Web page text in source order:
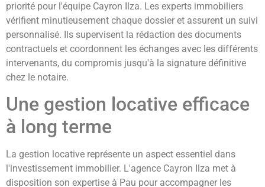
priorité pour l'équipe Cayron Ilza. Les experts immobiliers
vérifient minutieusement chaque dossier et assurent un suivi
personnalisé. Ils supervisent la rédaction des documents
contractuels et coordonnent les échanges avec les différents
intervenants, du compromis jusqu'à la signature définitive
chez le notaire.
Une gestion locative efficace
à long terme
La gestion locative représente un aspect essentiel dans
l'investissement immobilier. L'agence Cayron Ilza met à
disposition son expertise à Pau pour accompagner les